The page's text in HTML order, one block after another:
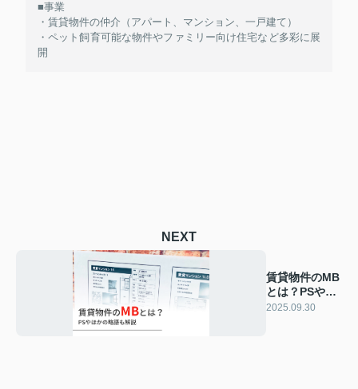
■事業
・賃貸物件の仲介（アパート、マンション、一戸建て）
・ペット飼育可能な物件やファミリー向け住宅など多彩に展
開
NEXT
賃貸物件のMB
とは？PSやほ
かの略語も解
2025.09.30